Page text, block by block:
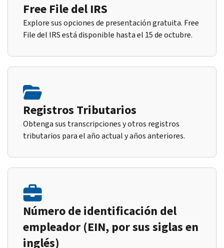
Free File del IRS
Explore sus opciones de presentación gratuita. Free
File del IRS está disponible hasta el 15 de octubre.
Registros Tributarios
Obtenga sus transcripciones y otros registros
tributarios para el año actual y años anteriores.
Número de identificación del
empleador (EIN, por sus siglas en
inglés)